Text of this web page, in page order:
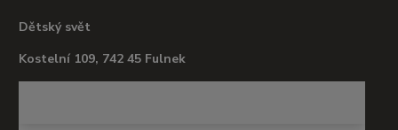
Dětský svět
Kostelní 109, 742 45 Fulnek